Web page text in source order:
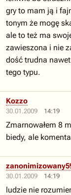
gry to mam ją i
tonym że mogę
ale to też ma
zawieszona i nie
dość trudna
tego typu.
30.01.2009 14:19
Kozzo
Zmarnowałem 8
biedy, ale
30.01.2009 14:19
ludzie nie